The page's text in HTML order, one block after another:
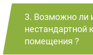
3. Возможно ли
нестандартной
помещения ?